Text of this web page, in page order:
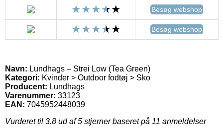
Besøg webshop
Besøg webshop
Navn: Lundhags – Strei Low (Tea Green)
Kategori: Kvinder > Outdoor fodtøj > Sko
Producent: Lundhags
Varenummer: 33123
EAN: 7045952448039
Vurderet til 3.8 ud af 5 stjerner baseret på 11 anmeldelser